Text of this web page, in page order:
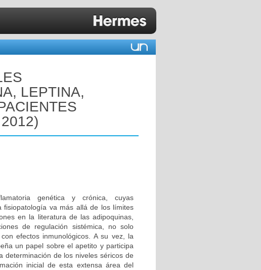
LEPTINA,
genética y crónica, cuyas
fisiopatología va más allá de los límites
en la literatura de las adipoquinas,
de regulación sistémica, no solo
efectos inmunológicos. A su vez, la
un papel sobre el apetito y participa
determinación de los niveles séricos de
inicial de esta extensa área del